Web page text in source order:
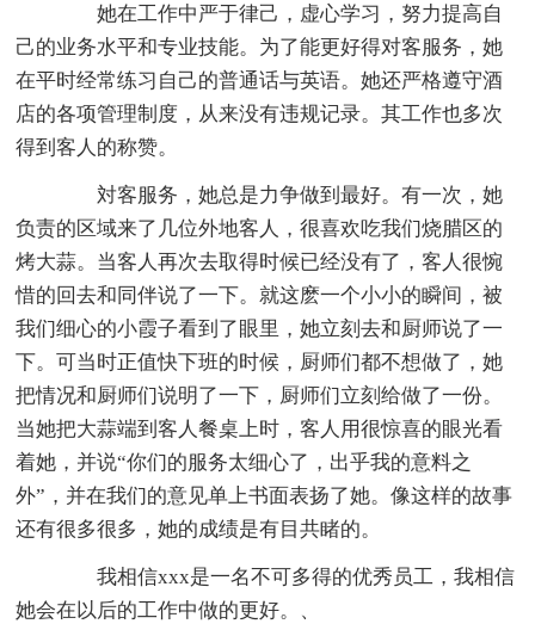
她在工作中严于律己，虚心学习，努力提高自
己的业务水平和专业技能。为了能更好得对客服务，她
在平时经常练习自己的普通话与英语。她还严格遵守酒
店的各项管理制度，从来没有违规记录。其工作也多次
得到客人的称赞。
対客服务，她总是力争做到最好。有一次，她
负责的区域来了几位外地客人，很喜欢吃我们烧腊区的
烤大蒜。当客人再次去取得时候已经没有了，客人很惋
惜的回去和同伴说了一下。就这麽一个小小的瞬间，被
我们细心的小霞子看到了眼里，她立刻去和厨师说了一
下。可当时正值快下班的时候，厨师们都不想做了，她
把情况和厨师们说明了一下，厨师们立刻给做了一份。
当她把大蒜端到客人餐桌上时，客人用很惊喜的眼光看
着她，并说“你们的服务太细心了，出乎我的意料之
外”，并在我们的意见单上书面表扬了她。像这样的故事
还有很多很多，她的成绩是有目共睹的。
我相信xxx是一名不可多得的优秀员工，我相信
她会在以后的工作中做的更好。、